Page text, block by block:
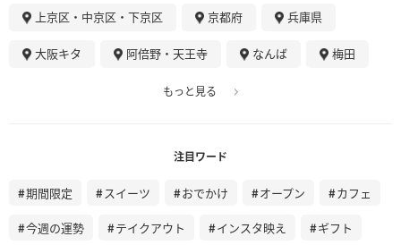
上京区・中京区・下京区 京都府 兵庫県
大阪キタ 阿倍野・天王寺 なんば 梅田
もっと見る
注目ワード
期間限定 スイーツ おでかけ オープン カフェ
今週の運勢 テイクアウト インスタ映え ギフト